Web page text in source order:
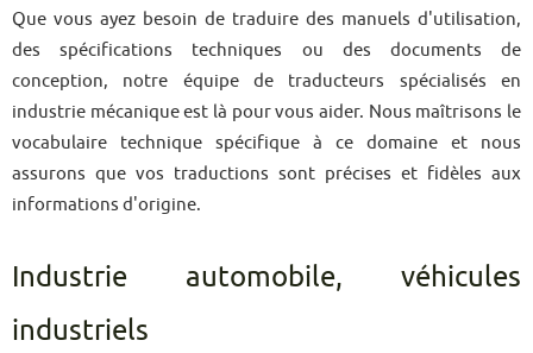
Que vous ayez besoin de traduire des manuels d'utilisation,
des spécifications techniques ou des documents de
conception, notre équipe de traducteurs spécialisés en
industrie mécanique est là pour vous aider. Nous maîtrisons le
vocabulaire technique spécifique à ce domaine et nous
assurons que vos traductions sont précises et fidèles aux
informations d'origine.
Industrie automobile, véhicules
industriels